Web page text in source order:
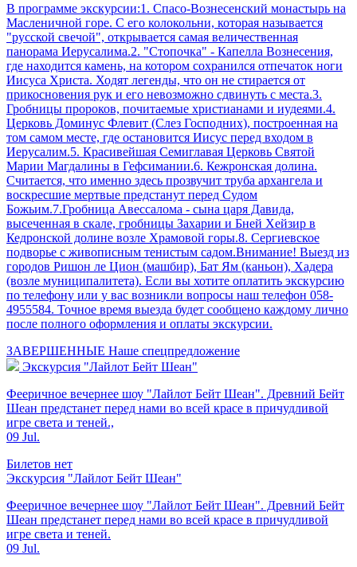
В программе экскурсии:1. Спасо-Вознесенский монастырь на
Масленичной горе. С его колокольни, которая называется
"русской свечой", открывается самая величественная
панорама Иерусалима.2. "Стопочка" - Капелла Вознесения,
где находится камень, на котором сохранился отпечаток ноги
Иисуса Христа. Ходят легенды, что он не стирается от
прикосновения рук и его невозможно сдвинуть с места.3.
Гробницы пророков, почитаемые христианами и иудеями.4.
Церковь Доминус Флевит (Слез Господних), построенная на
том самом месте, где остановится Иисус перед входом в
Иерусалим.5. Красивейшая Семиглавая Церковь Святой
Марии Магдалины в Гефсимании.6. Кежронская долина.
Считается, что именно здесь прозвучит труба архангела и
воскресшие мертвые предстанут перед Судом
Божьим.7.Гробница Авессалома - сына царя Давида,
высеченная в скале, гробницы Захарии и Бней Хейзир в
Кедронской долине возле Храмовой горы.8. Сергиевское
подворье с живописным тенистым садом.Внимание! Выезд из
городов Ришон ле Цион (машбир), Бат Ям (каньон), Хадера
(возле муниципалитета). Если вы хотите оплатить экскурсию
по телефону или у вас возникли вопросы наш телефон 058-
4955584. Точное время выезда будет сообщено каждому лично
после полного оформления и оплаты экскурсии.
ЗАВЕРШЕННЫЕ Наше спецпредложение
Экскурсия "Лайлот Бейт Шеан"
Фееричное вечернее шоу "Лайлот Бейт Шеан". Древний Бейт
Шеан предстанет перед нами во всей красе в причудливой
игре света и теней.,
09 Jul.
Билетов нет
Экскурсия "Лайлот Бейт Шеан"
Фееричное вечернее шоу "Лайлот Бейт Шеан". Древний Бейт
Шеан предстанет перед нами во всей красе в причудливой
игре света и теней.
09 Jul.